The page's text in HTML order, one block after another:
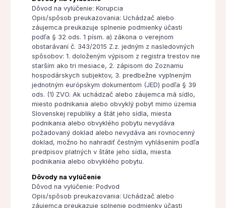
Dôvod na vylúčenie: Korupcia
Opis/spôsob preukazovania: Uchádzač alebo
záujemca preukazuje splnenie podmienky účasti
podľa § 32 ods. 1 písm. a) zákona o verejnom
obstarávaní č. 343/2015 Z.z. jedným z nasledovných
spôsobov: 1. doloženým výpisom z registra trestov nie
starším ako tri mesiace, 2. zápisom do Zoznamu
hospodárskych subjektov, 3. predbežne vyplneným
jednotným európskym dokumentom (JED) podľa § 39
ods. (1) ZVO. Ak uchádzač alebo záujemca má sídlo,
miesto podnikania alebo obvyklý pobyt mimo územia
Slovenskej republiky a štát jeho sídla, miesta
podnikania alebo obvyklého pobytu nevydáva
požadovaný doklad alebo nevydáva ani rovnocenný
doklad, možno ho nahradiť čestným vyhlásením podľa
predpisov platných v štáte jeho sídla, miesta
podnikania alebo obvyklého pobytu.
Dôvody na vylúčenie
Dôvod na vylúčenie: Podvod
Opis/spôsob preukazovania: Uchádzač alebo
záujemca preukazuje splnenie podmienky účasti